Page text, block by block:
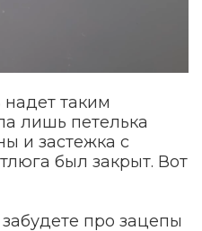
таким
лишь петелька
и застежка с
был закрыт. Вот
про зацепы